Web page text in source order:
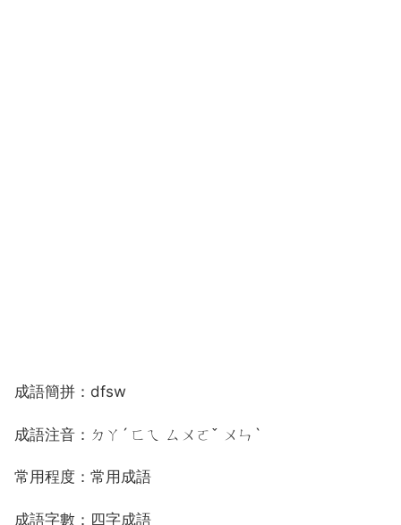
成語簡拼：dfsw
成語注音：ㄉㄚˊ ㄈㄟ ㄙㄨㄛˇ ㄨㄣˋ
常用程度：常用成語
成語字數：四字成語